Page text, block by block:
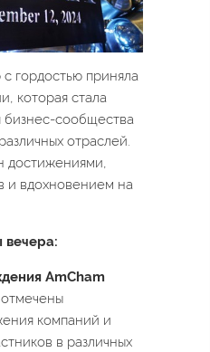
гордостью приняла
которая стала
бизнес-сообщества
отраслей.
достижениями,
и вдохновением на
AmCham
компаний и
в различных